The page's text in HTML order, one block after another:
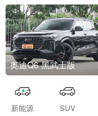
奥迪Q6 黑武士版
新能源 SUV